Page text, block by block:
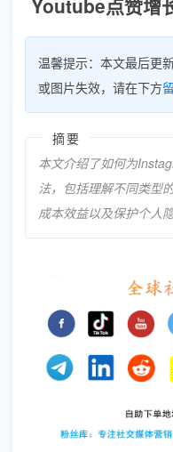
温馨提示：本文最后更
或图片失效，请在下方
摘要
本文介绍了如何为
法，包括理解不同类型
成本效益以及保护个人